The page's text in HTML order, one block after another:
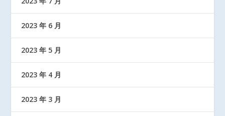
2023 年 6 月
2023 年 5 月
2023 年 4 月
2023 年 3 月